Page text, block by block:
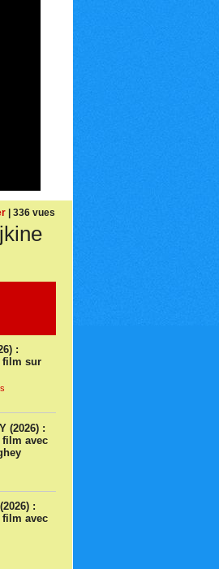
| 336 vues
:
film sur
(2026) :
film avec
:
film avec